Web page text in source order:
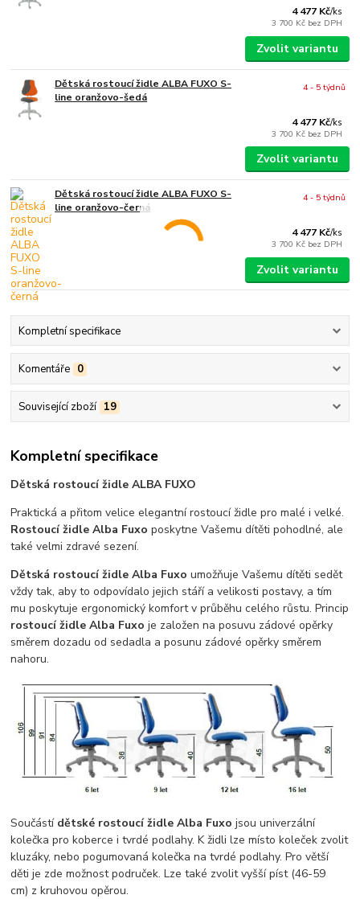
4 477 Kč/ks
3 700 Kč bez DPH
Zvolit variantu
Dětská rostoucí židle ALBA FUXO S-
line oranžovo-šedá
4 477 Kč/ks
3 700 Kč bez DPH
4 - 5 týdnů
Zvolit variantu
Dětská rostoucí židle ALBA FUXO S-
line oranžovo-černá
4 477 Kč/ks
3 700 Kč bez DPH
4 - 5 týdnů
Zvolit variantu
Kompletní specifikace
Komentáře 0
Související zboží 19
Kompletní specifikace
Dětská rostoucí židle ALBA FUXO
Praktická a přitom velice elegantní rostoucí židle pro malé i velké.
Rostoucí židle Alba Fuxo poskytne Vašemu dítěti pohodlné, ale
také velmi zdravé sezení.
Dětská rostoucí židle Alba Fuxo umožňuje Vašemu dítěti sedět
vždy tak, aby to odpovídalo jejich stáří a velikosti postavy, a tím
mu poskytuje ergonomický komfort v průběhu celého růstu. Princip
rostoucí židle Alba Fuxo je založen na posuvu zádové opěrky
směrem dozadu od sedadla a posunu zádové opěrky směrem
nahoru.
Součástí dětské rostoucí židle Alba Fuxo jsou univerzální
kolečka pro koberce i tvrdé podlahy. K židli lze místo koleček zvolit
kluzáky, nebo pogumovaná kolečka na tvrdé podlahy. Pro větší
děti je zde možnost područek. Lze také zvolit vyšší píst (46-59
cm) z kruhovou opěrou.